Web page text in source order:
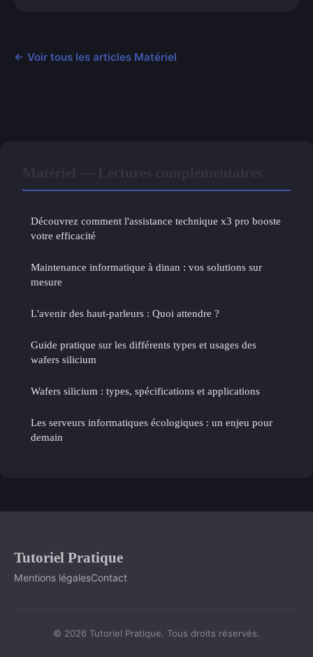
← Voir tous les articles Matériel
Découvrez comment l'assistance technique x3 pro booste
votre efficacité
Maintenance informatique à dinan : vos solutions sur
mesure
L'avenir des haut-parleurs : Quoi attendre ?
Guide pratique sur les différents types et usages des
wafers silicium
Wafers silicium : types, spécifications et applications
Les serveurs informatiques écologiques : un enjeu pour
demain
Tutoriel Pratique
Mentions légalesContact
© 2026 Tutoriel Pratique. Tous droits réservés.